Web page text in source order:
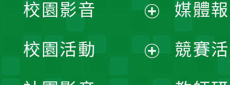
媒體
競賽
校園影音
開
校園活動